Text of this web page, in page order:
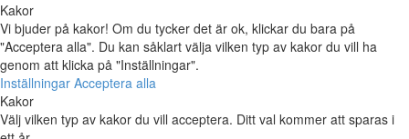
Kakor
Vi bjuder på kakor! Om du tycker det är ok, klickar du bara på
"Acceptera alla". Du kan såklart välja vilken typ av kakor du vill ha
genom att klicka på "Inställningar".
Inställningar Acceptera alla
Kakor
Välj vilken typ av kakor du vill acceptera. Ditt val kommer att sparas i